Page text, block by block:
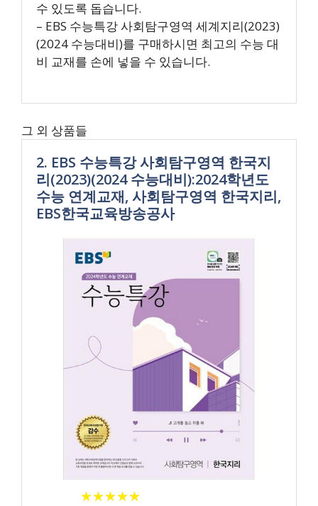
수 있도록 돕습니다.
– EBS 수능특강 사회탐구영역 세계지리(2023)
(2024 수능대비)를 구매하시면 최고의 수능 대
비 교재를 손에 넣을 수 있습니다.
그 외 상품들
2. EBS 수능특강 사회탐구영역 한국지
리(2023)(2024 수능대비):2024학년도
수능 연계교재, 사회탐구영역 한국지리,
EBS한국교육방송공사
★★★★★
★★★★★